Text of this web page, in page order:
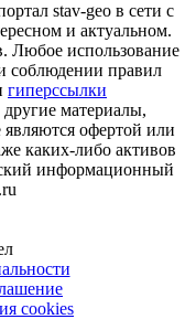
stav-geo в сети с
и актуальном.
Любое использование
соблюдении правил
гиперссылки
материалы,
офертой или
каких-либо активов
информационный
cookies